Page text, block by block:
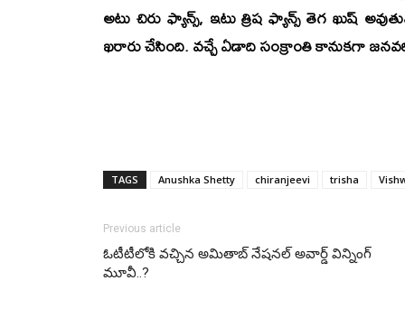
అటు చిరు ఫ్యాన్స్, ఇటు త్రిష ఫ్యాన్స్ తెగ ఖుష్
ఖరారు చేసింది. వచ్చే ఏడాది సంక్రాంతి కానుకగా జనవరి
TAGS Anushka Shetty chiranjeevi trisha
Previous article
ఓటీటీలోకి వ‌చ్చిన అమితాబ్ నేష‌న‌ల్ అవార్డ్ విన్నింగ్
మూవీ..?